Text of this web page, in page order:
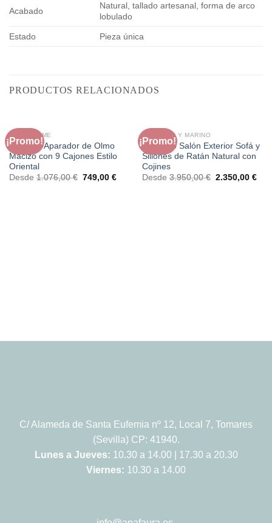
Acabado
Natural, tallado artesanal, forma de arco
lobulado
Estado Pieza única
PRODUCTOS RELACIONADOS
¡Promo!
FAURA HOME
Cómoda Aparador de Olmo
Macizo con 9 Cajones Estilo
Oriental
Desde 1.076,00€ El
749,00 €El
¡Promo!
EXTERIOR Y MARINO
Conjunto Salón Exterior Sofá y
Sillones de Ratán Natural con
Cojines
Desde 3.950,00€ El
2.350,00 €El
C/ Alameda de Santa Eufemia nº 12, Local 7, Tomares
(Sevilla) CP: 41940.
Lunes a Jueves: 10.30 a 14.00 | 17.30 a 20.30
Viernes: 10.30 a 14.00